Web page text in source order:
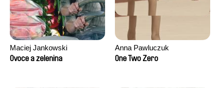
Maciej Jankowski
Ovoce a zelenina
Anna Pawluczuk
One Two Zero